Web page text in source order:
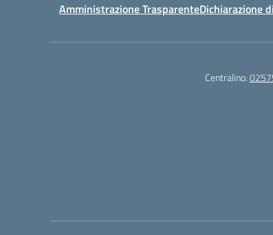
Amministrazione TrasparenteDichiarazione
Centralino: